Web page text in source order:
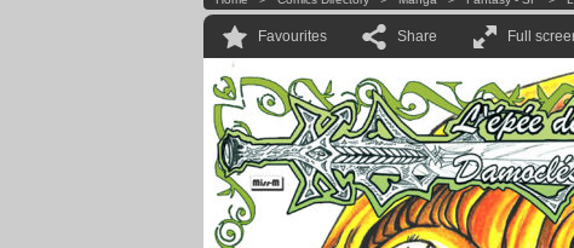
Favourites Share Full